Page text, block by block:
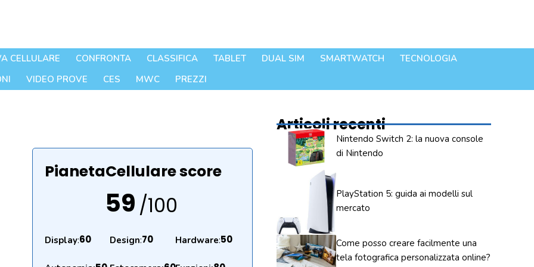
CELLULARE CONFRONTA CLASSIFICA TABLET DUAL SIM SMARTWATCH
TECNOLOGIA
VIDEO PROVE CES MWC PREZZI
PianetaCellulare score
59 /100
Display:60 Design:70 Hardware:50
Articoli recenti
Nintendo Switch 2: la nuova console
di Nintendo
PlayStation 5: guida ai modelli sul
mercato
Come posso creare facilmente una
tela fotografica personalizzata online?